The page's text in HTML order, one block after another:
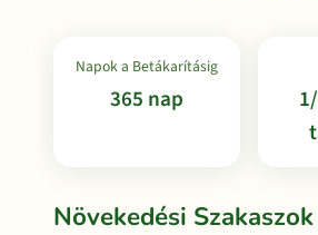
Napok a Betákarításig
365 nap
Növekedési Szakaszok